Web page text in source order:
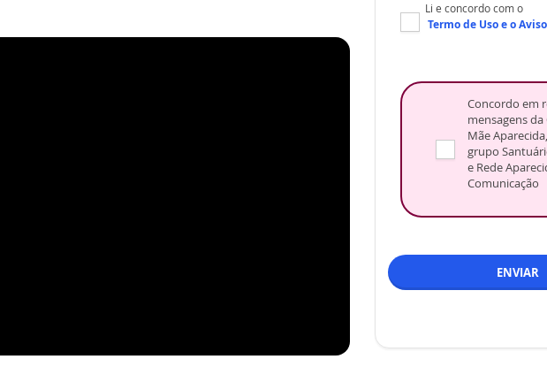
Li e concordo com o
Termo de Usoe o
Concordo em
mensagens da
Mãe
grupo
e Rede
Comunicação
ENVIAR